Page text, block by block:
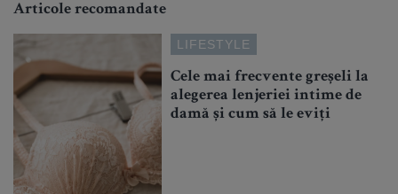
Articole recomandate
LIFESTYLE
Cele mai frecvente greșeli la
alegerea lenjeriei intime de
damă și cum să le eviți